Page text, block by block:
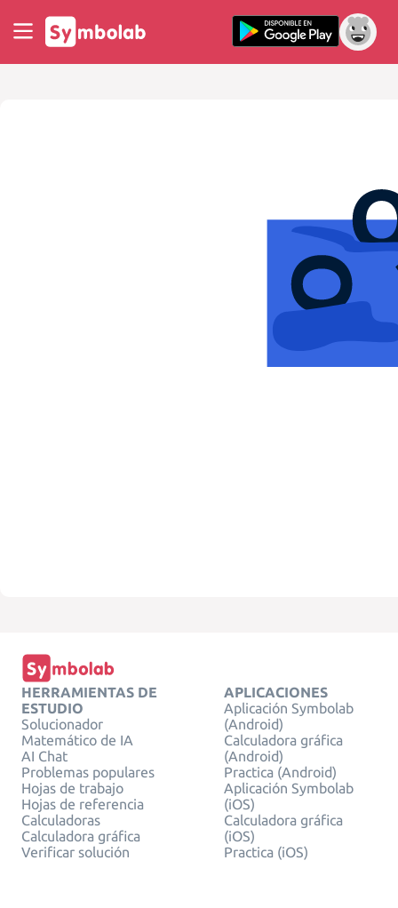
HERRAMIENTAS DE
ESTUDIO
Solucionador
Matemático de IA
AI Chat
Problemas populares
Hojas de trabajo
Hojas de referencia
Calculadoras
Calculadora gráfica
Verificar solución
APLICACIONES
Aplicación Symbolab
(Android)
Calculadora gráfica
(Android)
Practica (Android)
Aplicación Symbolab
(iOS)
Calculadora gráfica
(iOS)
Practica (iOS)